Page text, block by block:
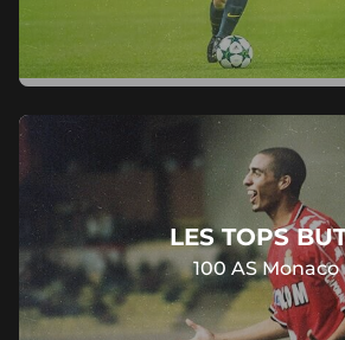
LES TOPS
100 AS Monaco